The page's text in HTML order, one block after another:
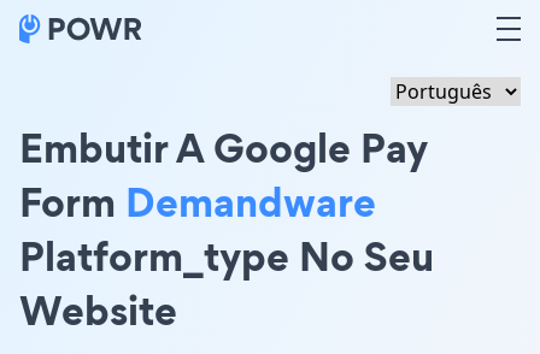
Embutir A Google Pay
Form Demandware
Platform_type No Seu
Website